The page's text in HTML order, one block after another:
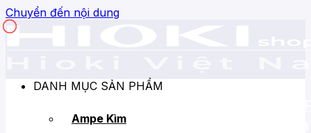
Chuyển đến nội dung
DANH MỤC SẢN PHẨM
Ampe Kìm